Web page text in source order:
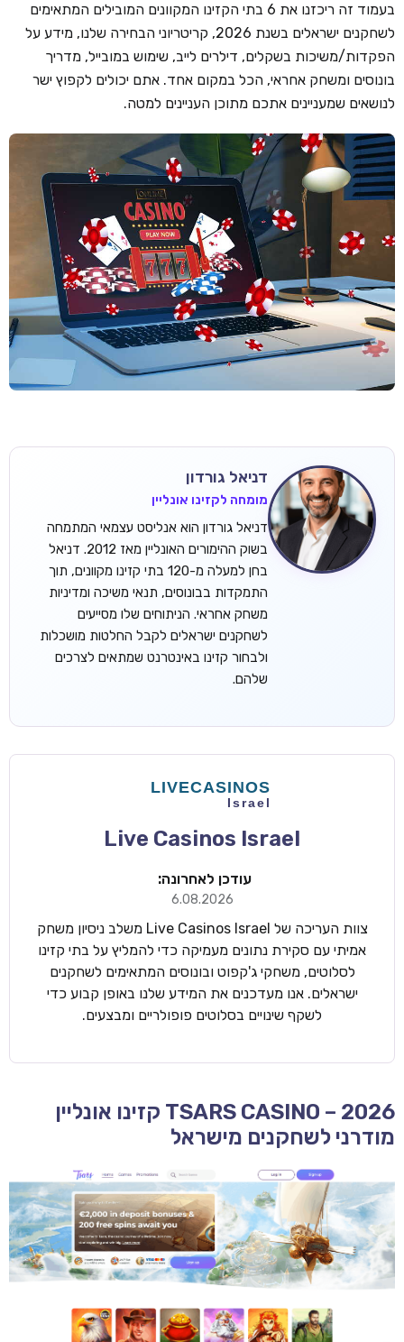
בעמוד זה ריכזנו את 6 בתי הקזינו המקוונים המובילים המתאימים
לשחקנים ישראלים בשנת 2026, קריטריוני הבחירה שלנו, מידע על
הפקדות/משיכות בשקלים, דילרים לייב, שימוש במובייל, מדריך
בונוסים ומשחק אחראי, הכל במקום אחד. אתם יכולים לקפוץ ישר
לנושאים שמעניינים אתכם מתוכן העניינים למטה.
דניאל גורדון
מומחה לקזינו אונליין
דניאל גורדון הוא אנליסט עצמאי המתמחה
בשוק ההימורים האונליין מאז 2012. דניאל
בחן למעלה מ-120 בתי קזינו מקוונים, תוך
התמקדות בבונוסים, תנאי משיכה ומדיניות
משחק אחראי. הניתוחים שלו מסייעים
לשחקנים ישראלים לקבל החלטות מושכלות
ולבחור קזינו באינטרנט שמתאים לצרכים
שלהם.
Live Casinos Israel
עודכן לאחרונה:
6.08.2026
צוות העריכה של Live Casinos Israel משלב ניסיון משחק
אמיתי עם סקירת נתונים מעמיקה כדי להמליץ על בתי קזינו
לסלוטים, משחקי ג'קפוט ובונוסים המתאימים לשחקנים
ישראלים. אנו מעדכנים את המידע שלנו באופן קבוע כדי
לשקף שינויים בסלוטים פופולריים ומבצעים.
TSARS CASINO – 2026 קזינו אונליין
מודרני לשחקנים מישראל